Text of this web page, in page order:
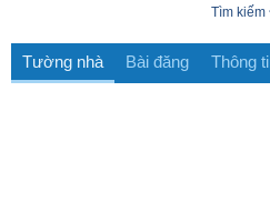
Tìm kiếm
Tường nhà Bài đăng Thông